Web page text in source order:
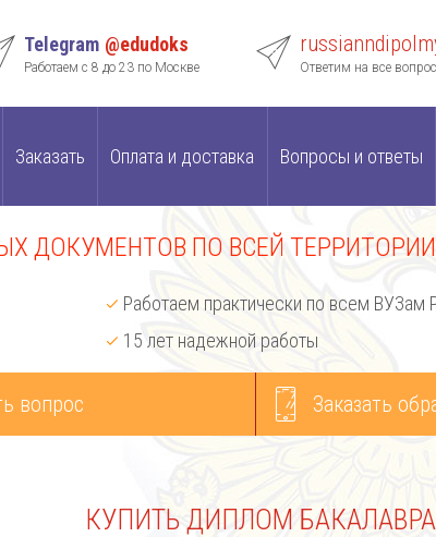
Telegram @edudoks
Работаем с 8 до 23 по Москве Ответим на все
Заказать Оплата и доставка Вопросы и ответы
ДОКУМЕНТОВ ПО ВСЕЙ
Работаем практически по всем ВУЗам
15 лет надежной работы
вопрос Заказать
КУПИТЬ ДИПЛОМ